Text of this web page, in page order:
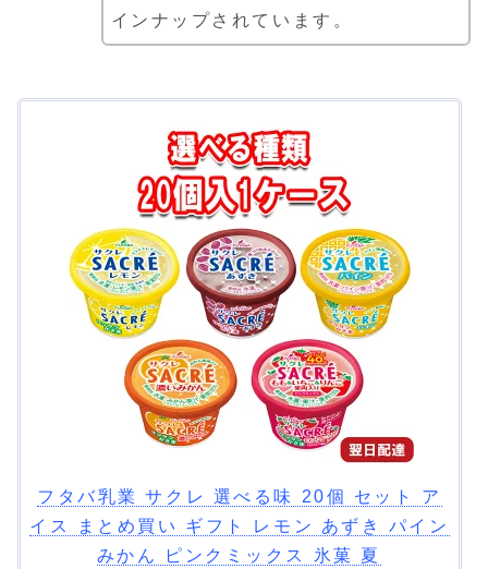
インナップされています。
フタバ乳業 サクレ 選べる味 20個 セット ア
イス まとめ買い ギフト レモン あずき パイン
みかん ピンクミックス 氷菓 夏